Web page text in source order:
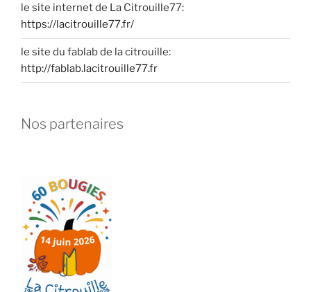
le site internet de La Citrouille77:
https://lacitrouille77.fr/
le site du fablab de la citrouille:
http://fablab.lacitrouille77.fr
Nos partenaires